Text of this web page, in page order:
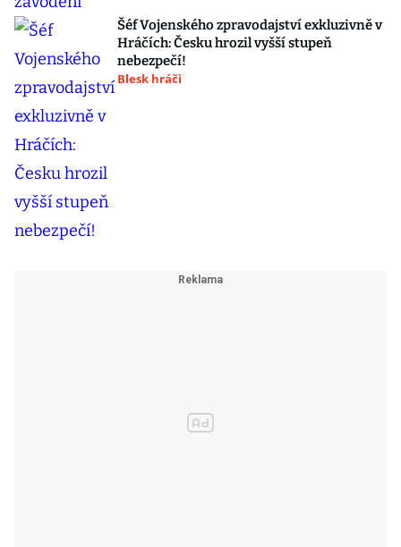
Šéf Vojenského zpravodajství exkluzivně v
Hráčích: Česku hrozil vyšší stupeň
nebezpečí!
Blesk hráči